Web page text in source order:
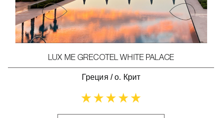
LUX ME GRECOTEL WHITE PALACE
Греция /о. Крит